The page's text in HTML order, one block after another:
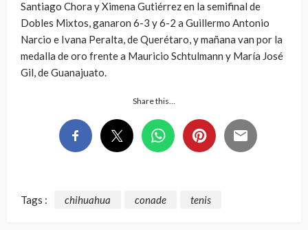
Santiago Chora y Ximena Gutiérrez en la semifinal de
Dobles Mixtos, ganaron 6-3 y 6-2 a Guillermo Antonio
Narcio e Ivana Peralta, de Querétaro, y mañana van por la
medalla de oro frente a Mauricio Schtulmann y María José
Gil, de Guanajuato.
Share this…
Tags : chihuahua conade tenis